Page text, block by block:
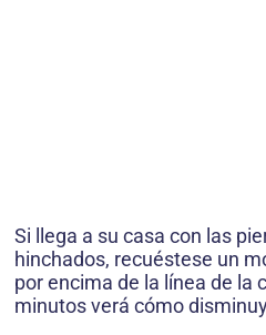
Si llega a su casa con las
hinchados, recuéstese un
por encima de la línea de la
minutos verá cómo